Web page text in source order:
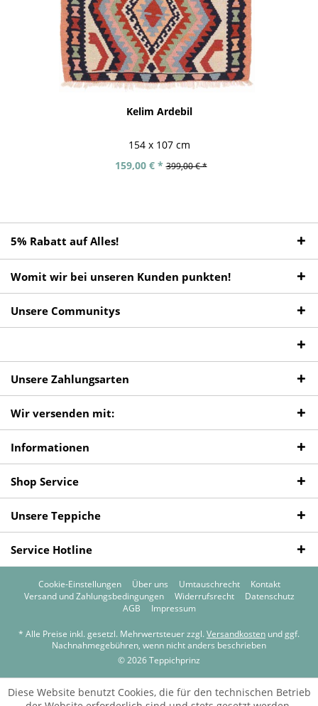
Kelim Ardebil
154 x 107 cm
159,00 € * 399,00 € *
5% Rabatt auf Alles!
Womit wir bei unseren Kunden punkten!
Unsere Communitys
Unsere Zahlungsarten
Wir versenden mit:
Informationen
Shop Service
Unsere Teppiche
Service Hotline
Cookie-Einstellungen Über uns Umtauschrecht
Kontakt
Versand und Zahlungsbedingungen
Widerrufsrecht
Datenschutz
AGB
Impressum
* Alle Preise inkl. gesetzl. Mehrwertsteuer zzgl. Versandkosten und ggf.
Nachnahmegebühren, wenn nicht anders beschrieben
© 2026 Teppichprinz
Diese Website benutzt Cookies, die für den technischen Betrieb